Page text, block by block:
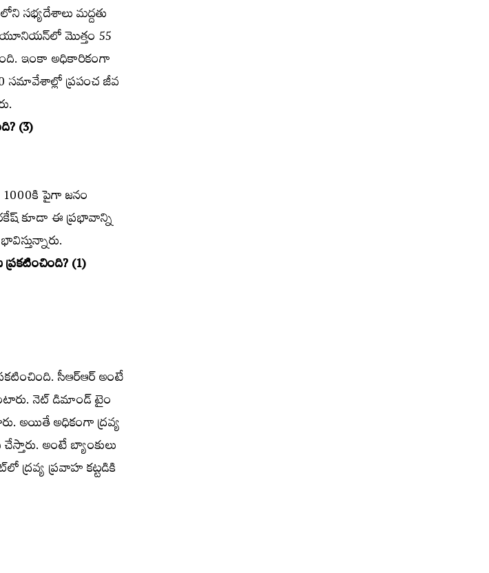
సభ్యదేశాలు మద్దతు
మొత్తం 55
ఇంకా అధికారికంగా
సమావేశాల్లో ప్రపంచ జీవ
(3)
పైగా జనం
కూడా ఈ ప్రభావాన్ని
(1)
సీఆర్‌ఆర్‌ అంటే
నెట్‌ డిమాండ్‌ టైం
అయితే అధికంగా ద్రవ్య
అంటే బ్యాంకులు
ద్రవ్య ప్రవాహ కట్టడికి